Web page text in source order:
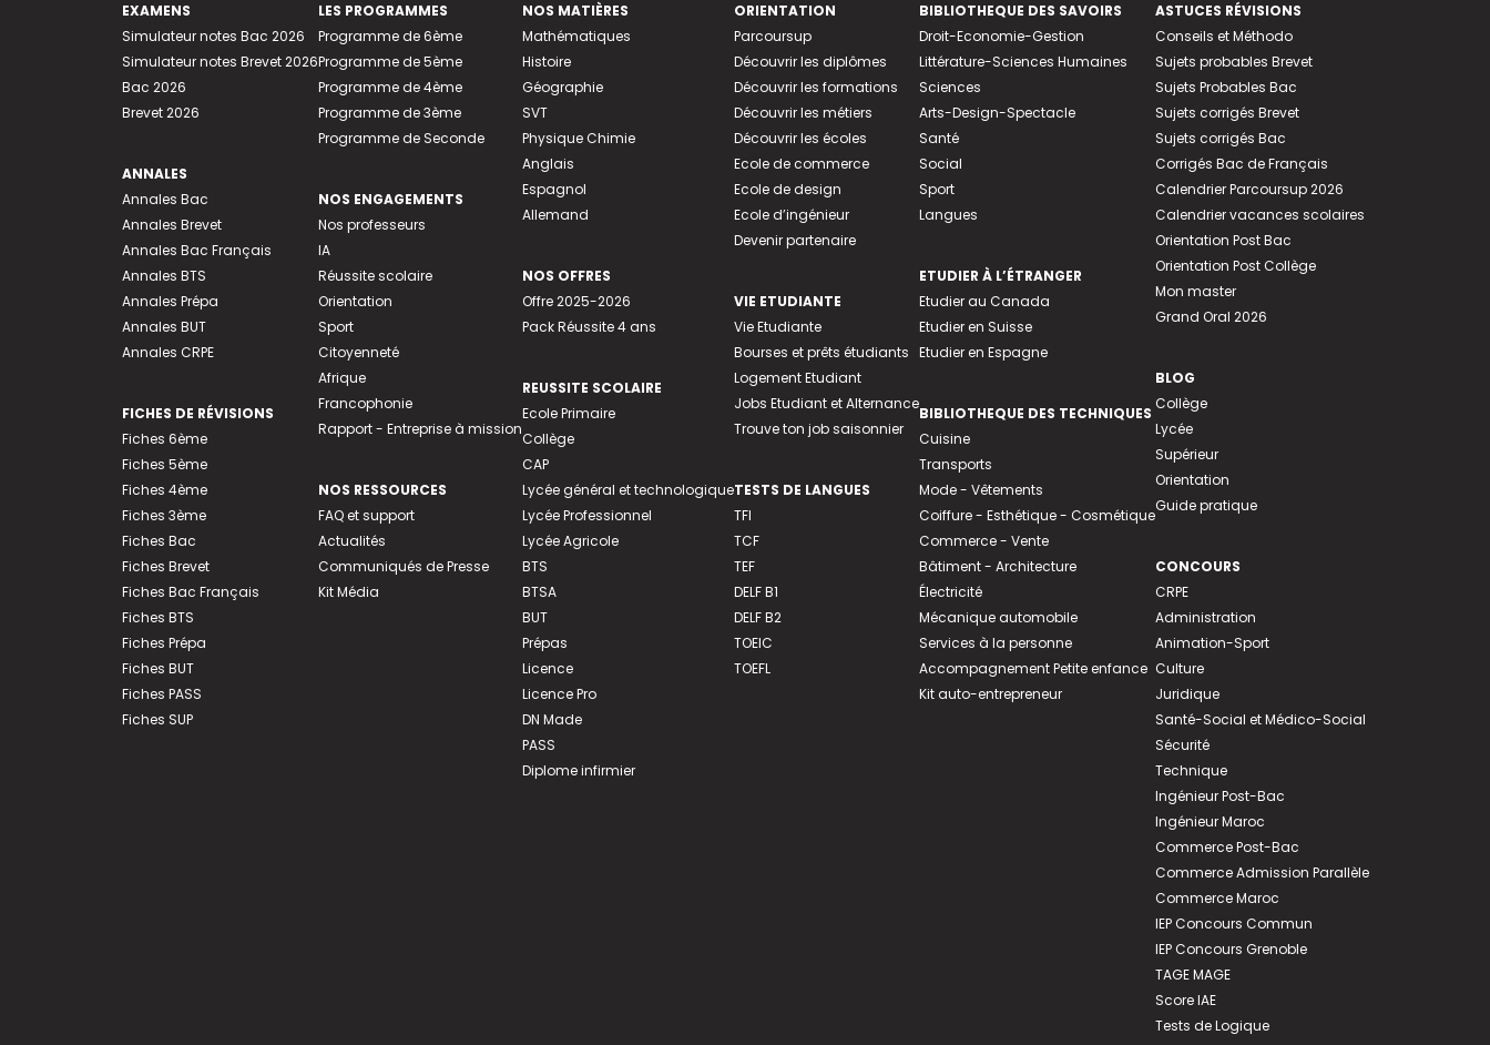
EXAMENS
Simulateur notes Bac 2026
Simulateur notes Brevet 2026
Bac 2026
Brevet 2026
ANNALES
Annales Bac
Annales Brevet
Annales Bac Français
Annales BTS
Annales Prépa
Annales BUT
Annales CRPE
FICHES DE RÉVISIONS
Fiches 6ème
Fiches 5ème
Fiches 4ème
Fiches 3ème
Fiches Bac
Fiches Brevet
Fiches Bac Français
Fiches BTS
Fiches Prépa
Fiches BUT
Fiches PASS
Fiches SUP
LES PROGRAMMES
Programme de 6ème
Programme de 5ème
Programme de 4ème
Programme de 3ème
Programme de Seconde
NOS ENGAGEMENTS
Nos professeurs
IA
Réussite scolaire
Orientation
Sport
Citoyenneté
Afrique
Francophonie
Rapport - Entreprise à mission
NOS RESSOURCES
FAQ et support
Actualités
Communiqués de Presse
Kit Média
NOS MATIÈRES
Mathématiques
Histoire
Géographie
SVT
Physique Chimie
Anglais
Espagnol
Allemand
NOS OFFRES
Offre 2025-2026
Pack Réussite 4 ans
REUSSITE SCOLAIRE
Ecole Primaire
Collège
CAP
Lycée général et technologique
Lycée Professionnel
Lycée Agricole
BTS
BTSA
BUT
Prépas
Licence
Licence Pro
DN Made
PASS
Diplome infirmier
ORIENTATION
Parcoursup
Découvrir les diplômes
Découvrir les formations
Découvrir les métiers
Découvrir les écoles
Ecole de commerce
Ecole de design
Ecole d’ingénieur
Devenir partenaire
VIE ETUDIANTE
Vie Etudiante
Bourses et prêts étudiants
Logement Etudiant
Jobs Etudiant et Alternance
Trouve ton job saisonnier
TESTS DE LANGUES
TFI
TCF
TEF
DELF B1
DELF B2
TOEIC
TOEFL
BIBLIOTHEQUE DES SAVOIRS
Droit-Economie-Gestion
Littérature-Sciences Humaines
Sciences
Arts-Design-Spectacle
Santé
Social
Sport
Langues
ETUDIER À L’ÉTRANGER
Etudier au Canada
Etudier en Suisse
Etudier en Espagne
BIBLIOTHEQUE DES TECHNIQUES
Cuisine
Transports
Mode - Vêtements
Coiffure - Esthétique - Cosmétique
Commerce - Vente
Bâtiment - Architecture
Électricité
Mécanique automobile
Services à la personne
Accompagnement Petite enfance
Kit auto-entrepreneur
ASTUCES RÉVISIONS
Conseils et Méthodo
Sujets probables Brevet
Sujets Probables Bac
Sujets corrigés Brevet
Sujets corrigés Bac
Corrigés Bac de Français
Calendrier Parcoursup 2026
Calendrier vacances scolaires
Orientation Post Bac
Orientation Post Collège
Mon master
Grand Oral 2026
BLOG
Collège
Lycée
Supérieur
Orientation
Guide pratique
CONCOURS
CRPE
Administration
Animation-Sport
Culture
Juridique
Santé-Social et Médico-Social
Sécurité
Technique
Ingénieur Post-Bac
Ingénieur Maroc
Commerce Post-Bac
Commerce Admission Parallèle
Commerce Maroc
IEP Concours Commun
IEP Concours Grenoble
TAGE MAGE
Score IAE
Tests de Logique